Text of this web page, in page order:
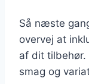
Så næste
overvej at
af dit
smag og